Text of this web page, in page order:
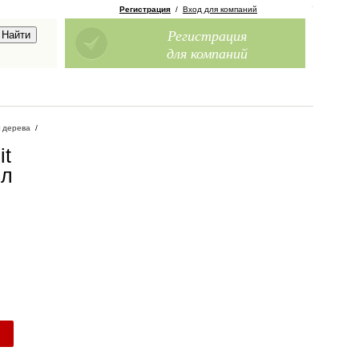
Регистрация / Вход для компаний
Регистрация
для компаний
/